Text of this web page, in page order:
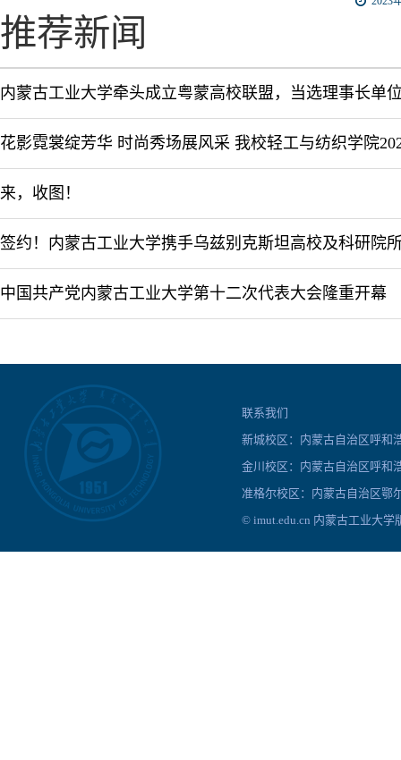
推荐新闻
内蒙古工业大学牵头成立粤蒙高校联盟，当选理事长单
来，收图！
中国共产党内蒙古工业大学第十二次代表大会隆重开幕
联系我们
新城校区：内蒙古自治区呼
金川校区：内蒙古自治区呼
准格尔校区：内蒙古自治区
© imut.edu.cn 内蒙古工业大